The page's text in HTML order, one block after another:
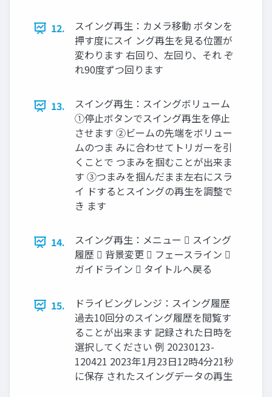
12.
スイング再生：カメラ移動 ボタンを
押す度にスイ ング再生を見る位置が
変わります 右回り、左回り、それ ぞ
れ90度ずつ回ります
13.
スイング再生：スイングボリューム
①停止ボタンでスイング再生を停止
させます ②ビームの先端をボリュー
ムのつま みに合わせてトリガーを引
くことで つまみを掴むことが出来ま
す ③つまみを掴んだまま左右にスラ
イ ドするとスイングの再生を調整で
き ます
14.
スイング再生：メニュー  スイング
履歴  背景変更  フェースライン 
ガイドライン  タイトルへ戻る
15.
ドライビングレンジ：スイング履歴
過去10回分のスイング履歴を閲覧す
ることが出来ます 記録された日時を
選択してください 例 20230123-
120421 2023年1月23日12時4分21秒
に保存 されたスイングデータの再生